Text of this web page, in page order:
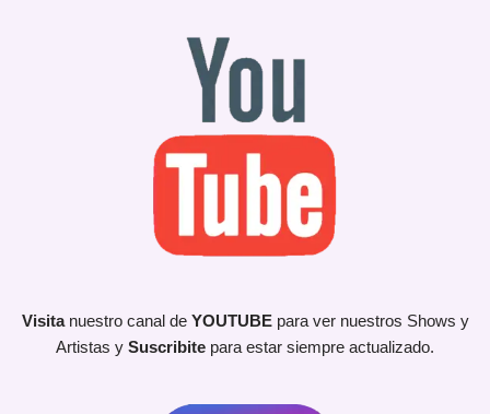
Visita nuestro canal de YOUTUBEpara ver nuestros Shows y
Artistas y Suscribite para estar siempre actualizado.